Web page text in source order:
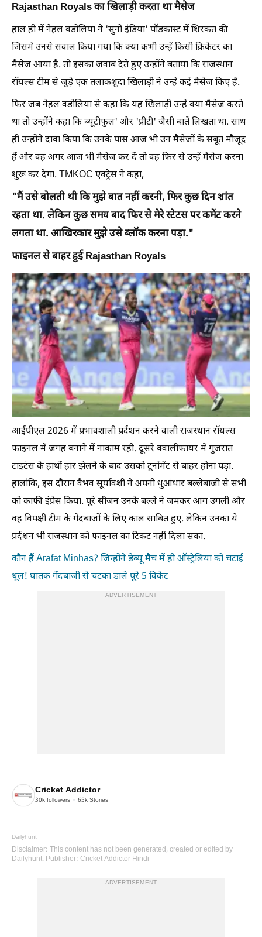
Rajasthan Royals का खिलाड़ी करता था मैसेज
हाल ही में नेहल वडोलिया ने 'सुनो इंडिया' पॉडकास्ट में शिरकत की
जिसमें उनसे सवाल किया गया कि क्या कभी उन्हें किसी क्रिकेटर का
मैसेज आया है. तो इसका जवाब देते हुए उन्होंने बताया कि राजस्थान
रॉयल्स टीम से जुड़े एक तलाकशुदा खिलाड़ी ने उन्हें कई मैसेज किए हैं.
फिर जब नेहल वडोलिया से कहा कि यह खिलाड़ी उन्हें क्या मैसेज करते
था तो उन्होंने कहा कि ब्यूटीफुल' और 'प्रीटी' जैसी बातें लिखता था. साथ
ही उन्होंने दावा किया कि उनके पास आज भी उन मैसेजों के सबूत मौजूद
हैं और वह अगर आज भी मैसेज कर दें तो वह फिर से उन्हें मैसेज करना
शुरू कर देगा. TMKOC एक्ट्रेस ने कहा,
"मैं उसे बोलती थी कि मुझे बात नहीं करनी, फिर कुछ दिन शांत
रहता था. लेकिन कुछ समय बाद फिर से मेरे स्टेटस पर कमेंट करने
लगता था. आखिरकार मुझे उसे ब्लॉक करना पड़ा."
फाइनल से बाहर हुई Rajasthan Royals
आईपीएल 2026 में प्रभावशाली प्रर्दशन करने वाली राजस्थान रॉयल्स
फाइनल में जगह बनाने में नाकाम रही. दूसरे क्वालीफायर में गुजरात
टाइटंस के हाथों हार झेलने के बाद उसको टूर्नामेंट से बाहर होना पड़ा.
हालांकि, इस दौरान वैभव सूर्यावंशी ने अपनी धुआंधार बल्लेबाजी से सभी
को काफी इंप्रेस किया. पूरे सीजन उनके बल्ले ने जमकर आग उगली और
वह विपक्षी टीम के गेंदबाजों के लिए काल साबित हुए. लेकिन उनका ये
प्रर्दशन भी राजस्थान को फाइनल का टिकट नहीं दिला सका.
कौन हैं Arafat Minhas? जिन्होंने डेब्यू मैच में ही ऑस्ट्रेलिया को चटाई
धूल! घातक गेंदबाजी से चटका डाले पूरे 5 विकेट
ADVERTISEMENT
Cricket Addictor
30k followers 65k Stories
Dailyhunt
Disclaimer: This content has not been generated, created or edited by
Dailyhunt. Publisher: Cricket Addictor Hindi
ADVERTISEMENT